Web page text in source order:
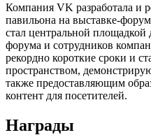
Компания VK разработала и
павильона на выставке-
стал центральной площадкой
форума и сотрудников
рекордно короткие сроки и
пространством,
также предоставляющим
контент для посетителей.
Награды